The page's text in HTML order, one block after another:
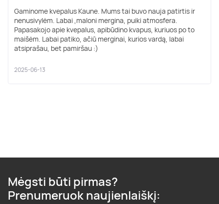
Gaminome kvepalus Kaune. Mums tai buvo nauja patirtis ir
nenusivylėm. Labai ,maloni mergina, puiki atmosfera.
Papasakojo apie kvepalus, apibūdino kvapus, kuriuos po to
maišėm. Labai patiko, ačiū merginai, kurios vardą, labai
atsiprašau, bet pamiršau :)
2025-06-13
Mėgsti būti pirmas?
Prenumeruok naujienlaiškį: